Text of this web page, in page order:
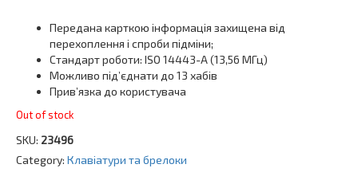
Передана карткою інформація захищена від
перехоплення і спроби підміни;
Стандарт роботи: ISO 14443-А (13,56 МГц)
Можливо під’єднати до 13 хабів
Прив’язка до користувача
Out of stock
SKU: 23496
Category: Клавіатури та брелоки